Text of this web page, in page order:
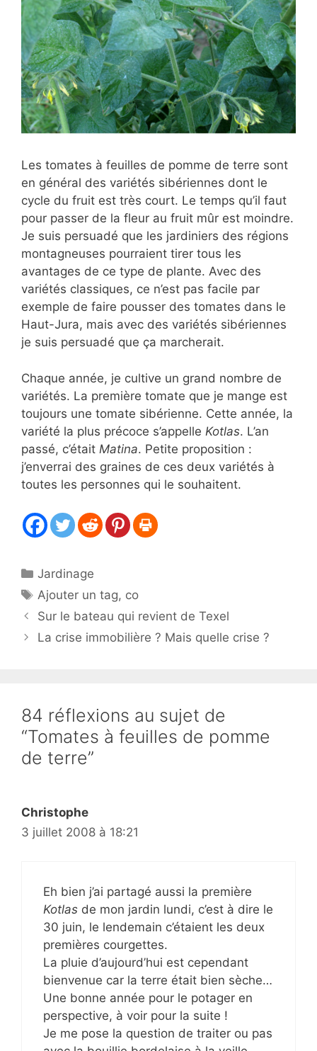
Les tomates à feuilles de pomme de terre sont
en général des variétés sibériennes dont le
cycle du fruit est très court. Le temps qu’il faut
pour passer de la fleur au fruit mûr est moindre.
Je suis persuadé que les jardiniers des régions
montagneuses pourraient tirer tous les
avantages de ce type de plante. Avec des
variétés classiques, ce n’est pas facile par
exemple de faire pousser des tomates dans le
Haut-Jura, mais avec des variétés sibériennes
je suis persuadé que ça marcherait.
Chaque année, je cultive un grand nombre de
variétés. La première tomate que je mange est
toujours une tomate sibérienne. Cette année, la
variété la plus précoce s’appelle Kotlas. L’an
passé, c’était Matina. Petite proposition :
j’enverrai des graines de ces deux variétés à
toutes les personnes qui le souhaitent.
Catégories
Jardinage
Étiquettes
Ajouter un tag, co
Sur le bateau qui revient de Texel
La crise immobilière ? Mais quelle crise ?
84 réflexions au sujet de
“Tomates à feuilles de pomme
de terre”
Christophe
3 juillet 2008 à 18:21
Eh bien j’ai partagé aussi la première
Kotlas de mon jardin lundi, c’est à dire le
30 juin, le lendemain c’étaient les deux
premières courgettes.
La pluie d’aujourd’hui est cependant
bienvenue car la terre était bien sèche…
Une bonne année pour le potager en
perspective, à voir pour la suite !
Je me pose la question de traiter ou pas